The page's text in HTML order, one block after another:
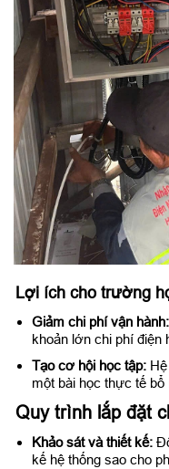
Lợi ích cho trường
Giảm chi phí vận hành:
khoản lớn chi phí điện
Tạo cơ hội học tập:
một bài học thực tế
Quy trình lắp đặt
Khảo sát và thiết kế:
kế hệ thống sao cho